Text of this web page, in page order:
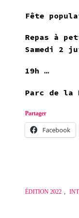
Fête
Repas à
Samedi 2
19h …
Parc de la
Partager
Facebook
ÉDITION 2022